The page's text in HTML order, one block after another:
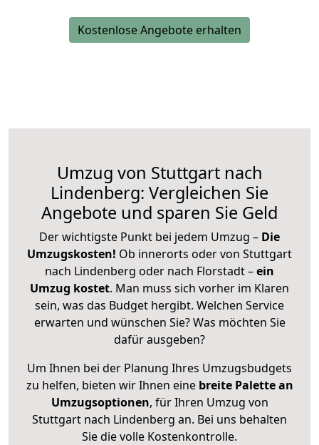
Kostenlose Angebote erhalten
Umzug von Stuttgart nach
Lindenberg: Vergleichen Sie
Angebote und sparen Sie Geld
Der wichtigste Punkt bei jedem Umzug – Die
Umzugskosten! Ob innerorts oder von Stuttgart
nach Lindenberg oder nach Florstadt –ein
Umzug kostet. Man muss sich vorher im Klaren
sein, was das Budget hergibt. Welchen Service
erwarten und wünschen Sie? Was möchten Sie
dafür ausgeben?
Um Ihnen bei der Planung Ihres Umzugsbudgets
zu helfen, bieten wir Ihnen eine breite Palette an
Umzugsoptionen, für Ihren Umzug von
Stuttgart nach Lindenberg an. Bei uns behalten
Sie die volle Kostenkontrolle.